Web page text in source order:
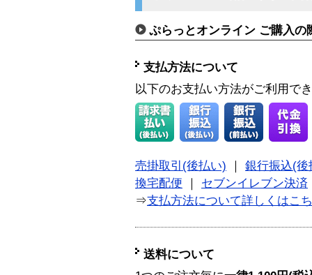
ぷらっとオンライン ご購入の
支払方法について
以下のお支払い方法がご利用で
売掛取引(後払い)
銀行振込(後
換宅配便
セブンイレブン決済
⇒支払方法について詳しくはこ
送料について